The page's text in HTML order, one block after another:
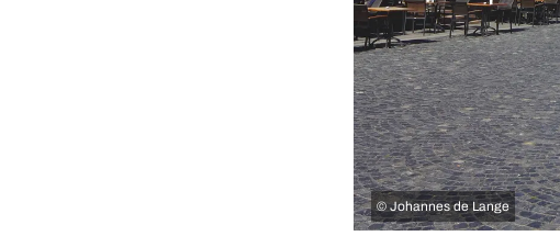
© Johannes de Lange